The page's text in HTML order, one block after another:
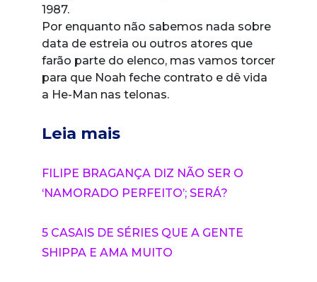
1987.
Por enquanto não sabemos nada sobre
data de estreia ou outros atores que
farão parte do elenco, mas vamos torcer
para que Noah feche contrato e dê vida
a He-Man nas telonas.
Leia mais
FILIPE BRAGANÇA DIZ NÃO SER O
‘NAMORADO PERFEITO’; SERÁ?
5 CASAIS DE SÉRIES QUE A GENTE
SHIPPA E AMA MUITO